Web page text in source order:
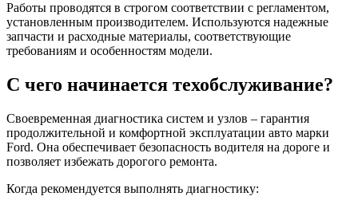
Работы проводятся в строгом соответствии с регламентом,
установленным производителем. Используются надежные
запчасти и расходные материалы, соответствующие
требованиям и особенностям модели.
С чего начинается техобслуживание?
Своевременная диагностика систем и узлов – гарантия
продолжительной и комфортной эксплуатации авто марки
Ford. Она обеспечивает безопасность водителя на дороге и
позволяет избежать дорогого ремонта.
Когда рекомендуется выполнять диагностику: